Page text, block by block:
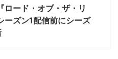
ロード・オブ・ザ・リ
ーズン1配信前にシーズ